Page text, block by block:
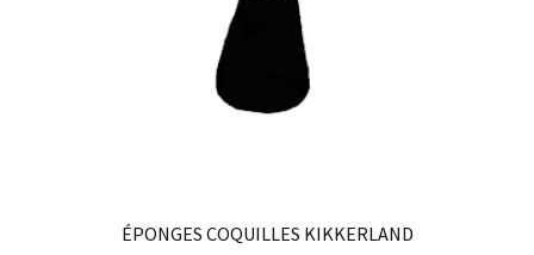
ÉPONGES COQUILLES KIKKERLAND